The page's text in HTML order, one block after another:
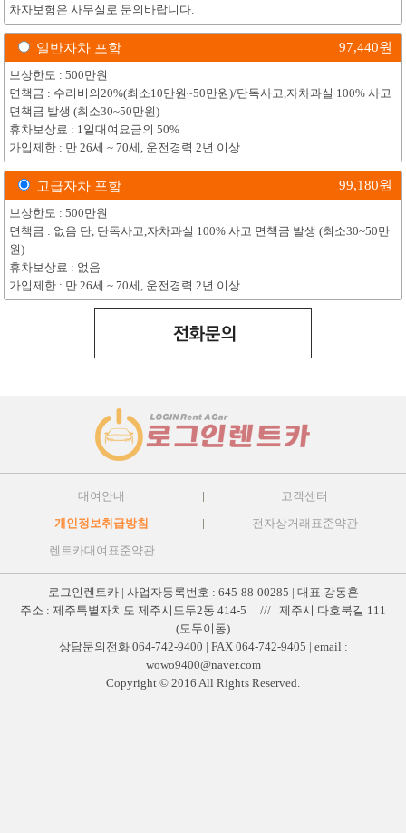
차자보험은 사무실로 문의바랍니다.
일반자차 포함 97,440원
보상한도 : 500만원
면책금 : 수리비의20%(최소10만원~50만원)/단독사고,자차과실 100% 사고
면책금 발생 (최소30~50만원)
휴차보상료 : 1일대여요금의 50%
가입제한 : 만 26세 ~ 70세, 운전경력 2년 이상
고급자차 포함 99,180원
보상한도 : 500만원
면책금 : 없음 단, 단독사고,자차과실 100% 사고 면책금 발생 (최소30~50만
원)
휴차보상료 : 없음
가입제한 : 만 26세 ~ 70세, 운전경력 2년 이상
대여안내 고객센터
개인정보취급방침 전자상거래표준약관
렌트카대여표준약관
로그인렌트카 | 사업자등록번호 : 645-88-00285 | 대표 강동훈
주소 : 제주특별자치도 제주시도두2동 414-5 /// 제주시 다호북길 111
(도두이동)
상담문의전화 064-742-9400 | FAX 064-742-9405 | email :
wowo9400@naver.com
Copyright © 2016 All Rights Reserved.